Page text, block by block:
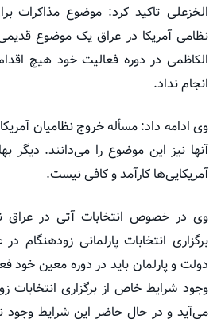
الخزعلی تاکید کرد: موضوع مذاکرات
نظامی آمریکا در عراق یک موضوع
الکاظمی در دوره فعالیت خود هیچ
انجام نداد.
وی ادامه داد: مسأله خروج نظامیان
آنها نیز این موضوع را می‌دانند. دیگر
آمریکایی‌ها کارآمد و کافی نیست.
وی در خصوص انتخابات آتی در
برگزاری انتخابات پارلمانی زودهنگام
دولت و پارلمان باید در دوره معین خود
وجود شرایط خاص از برگزاری
می‌آید و در حال حاضر این شرایط وجود